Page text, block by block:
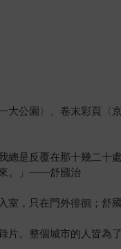
公園〉、卷末彩頁〈
是反覆在那十幾二
來。」——舒國治
，只在門外徘徊；舒
。整個城市的人皆為